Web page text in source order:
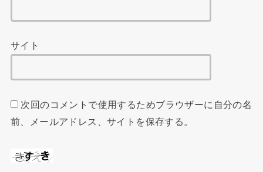
サイト
次回のコメントで使用するためブラウザーに自分の名
前、メールアドレス、サイトを保存する。